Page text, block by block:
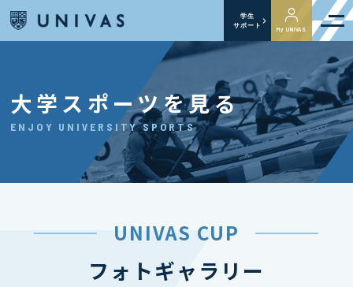
学生
サポート
My UNIVAS
大学スポーツを見る
ENJOY UNIVERSITY SPORTS
UNIVAS CUP
フォトギャラリー